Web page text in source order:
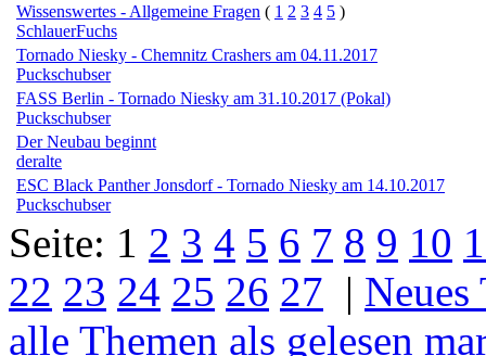
Wissenswertes - Allgemeine Fragen ( 1 2 3 4 5 )
SchlauerFuchs
Tornado Niesky - Chemnitz Crashers am 04.11.2017
Puckschubser
FASS Berlin - Tornado Niesky am 31.10.2017 (Pokal)
Puckschubser
Der Neubau beginnt
deralte
ESC Black Panther Jonsdorf - Tornado Niesky am 14.10.2017
Puckschubser
Seite: 1 2 3 4 5 6 7 8 9 10
22 23 24 25 26 27 | Neues
alle Themen als gelesen